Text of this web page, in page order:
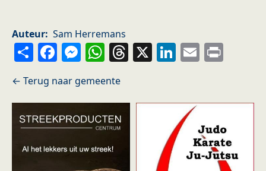
Auteur Sam Herremans
ShareFacebook
Messenger
WhatsApp
Threads
X LinkedIn
Email